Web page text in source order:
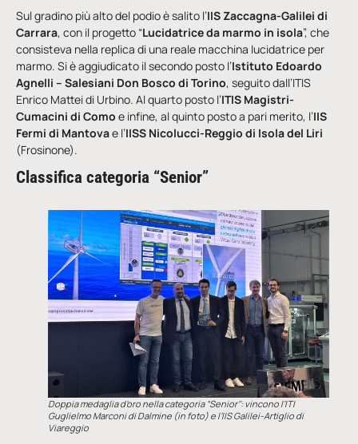
Sul gradino più alto del podio è salito l’IIS Zaccagna-Galilei di
Carrara, con il progetto “Lucidatrice da marmo in isola”, che
consisteva nella replica di una reale macchina lucidatrice per
marmo. Si è aggiudicato il secondo posto l’Istituto Edoardo
Agnelli – Salesiani Don Bosco di Torino, seguito dall’ITIS
Enrico Mattei di Urbino. Al quarto posto l’ITIS Magistri-
Cumacini di Como e infine, al quinto posto a pari merito, l’IIS
Fermi di Mantovae l’IISS Nicolucci-Reggio di Isola del Liri
(Frosinone).
Classifica categoria “Senior”
Doppia medaglia d’oro nella categoria “Senior’’: vincono l’ITI
Guglielmo Marconi di Dalmine (in foto) e l’IIS Galilei-Artiglio di
Viareggio